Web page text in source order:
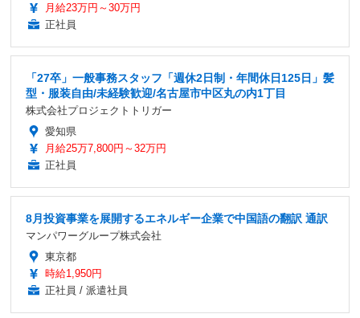
月給23万円～30万円
正社員
「27卒」一般事務スタッフ「週休2日制・年間休日125日」髪
型・服装自由/未経験歓迎/名古屋市中区丸の内1丁目
株式会社プロジェクトトリガー
愛知県
月給25万7,800円～32万円
正社員
8月投資事業を展開するエネルギー企業で中国語の翻訳 通訳
マンパワーグループ株式会社
東京都
時給1,950円
正社員 / 派遣社員